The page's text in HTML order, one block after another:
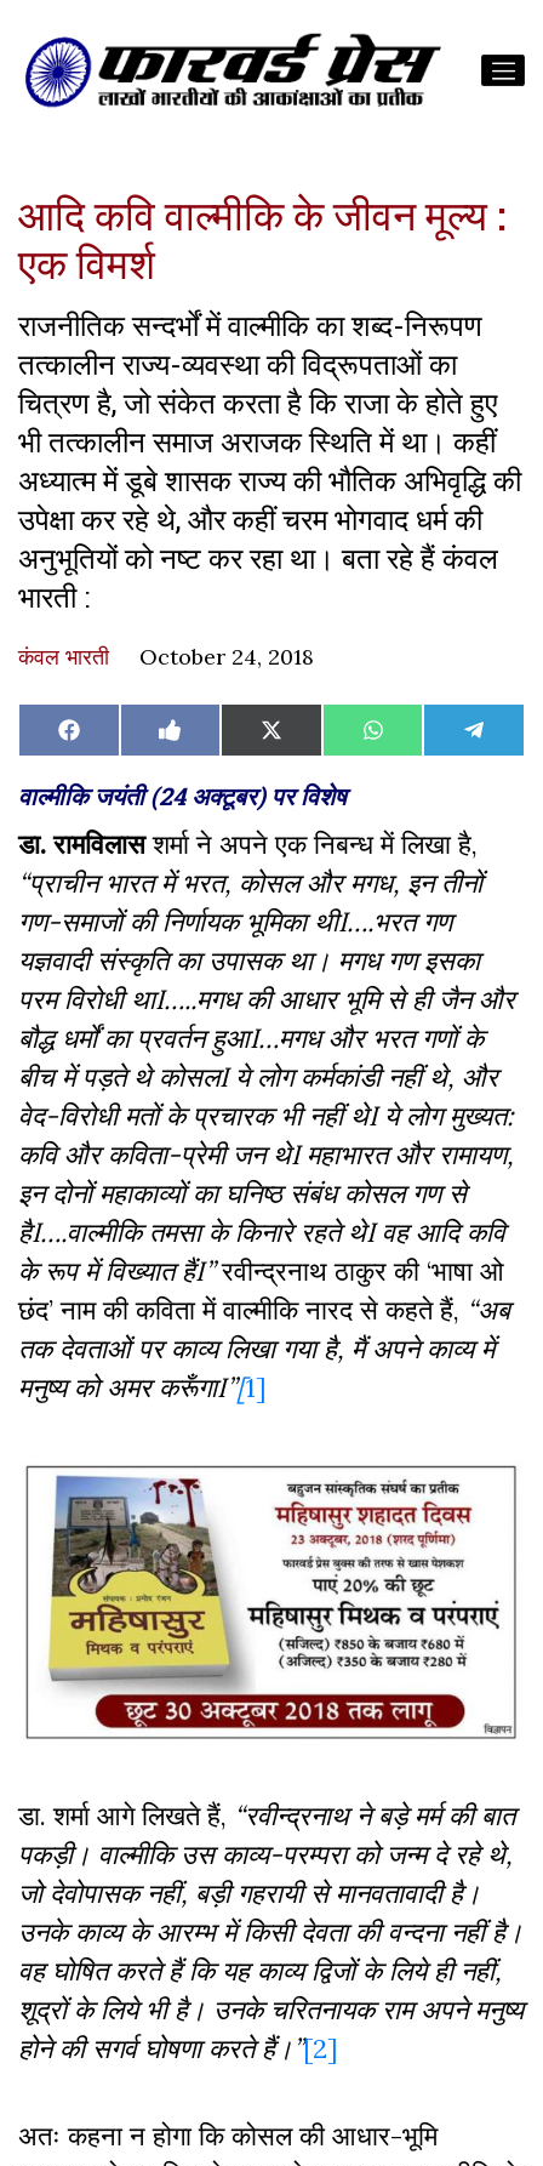
आदि कवि वाल्मीकि के जीवन मूल्य :
एक विमर्श
राजनीतिक सन्दर्भों में वाल्मीकि का शब्द-निरूपण
तत्कालीन राज्य-व्यवस्था की विद्रूपताओं का
चित्रण है, जो संकेत करता है कि राजा के होते हुए
भी तत्कालीन समाज अराजक स्थिति में था। कहीं
अध्यात्म में डूबे शासक राज्य की भौतिक अभिवृद्धि की
उपेक्षा कर रहे थे, और कहीं चरम भोगवाद धर्म की
अनुभूतियों को नष्ट कर रहा था। बता रहे हैं कंवल
भारती :
कंवल भारती October 24, 2018
Share
on
Facebook Share
on
Like
on
Share
on
X
(Twitter)
Share
on
WhatsAppShare
on
वाल्मीकि जयंती (24 अक्टूबर) पर विशेष
डा. रामविलासशर्मा ने अपने एक निबन्ध में लिखा है,
“प्राचीन भारत में भरत, कोसल और मगध, इन तीनों
गण-समाजों की निर्णायक भूमिका थीI….भरत गण
यज्ञवादी संस्कृति का उपासक था। मगध गण इसका
परम विरोधी थाI…..मगध की आधार भूमि से ही जैन और
बौद्ध धर्मों का प्रवर्तन हुआI…मगध और भरत गणों के
बीच में पड़ते थे कोसलIये लोग कर्मकांडी नहीं थे, और
वेद-विरोधी मतों के प्रचारक भी नहीं थेIये लोग मुख्यत:
कवि और कविता-प्रेमी जन थेIमहाभारत और रामायण,
इन दोनों महाकाव्यों का घनिष्ठ संबंध कोसल गण से
हैI….वाल्मीकि तमसा के किनारे रहते थेIवह आदि कवि
के रूप में विख्यात हैंI” रवीन्द्रनाथ ठाकुर की ‘भाषा ओ
छंद’नाम की कविता में वाल्मीकि नारद से कहते हैं, “अब
तक देवताओं पर काव्य लिखा गया है, मैं अपने काव्य में
मनुष्य को अमर करूँगाI”[1]
डा. शर्मा आगे लिखते हैं, “रवीन्द्रनाथ ने बड़े मर्म की बात
पकड़ी। वाल्मीकि उस काव्य-परम्परा को जन्म दे रहे थे,
जो देवोपासक नहीं, बड़ी गहरायी से मानवतावादी है।
उनके काव्य के आरम्भ में किसी देवता की वन्दना नहीं है।
वह घोषित करते हैं कि यह काव्य द्विजों के लिये ही नहीं,
शूद्रों के लिये भी है। उनके चरितनायक राम अपने मनुष्य
होने की सगर्व घोषणा करते हैं।”[2]
अतः कहना न होगा कि कोसल की आधार-भूमि